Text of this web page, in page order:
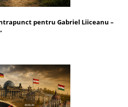
pentru Gabriel Liiceanu –